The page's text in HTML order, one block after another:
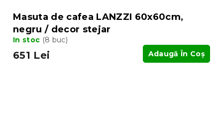
Masuta de cafea LANZZI 60x60cm,
negru / decor stejar
In stoc (8 buc)
651 Lei Adaugă În Coş